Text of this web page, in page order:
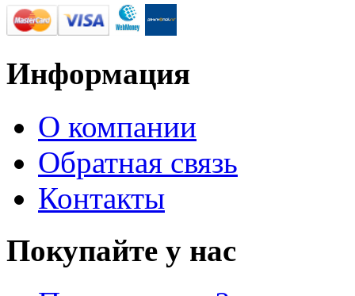
Информация
О компании
Обратная связь
Контакты
Покупайте у нас